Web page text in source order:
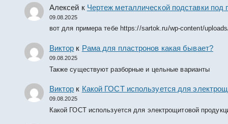
Алексей к Чертеж металлической подставки
09.08.2025
вот для примера тебе https://sartok.ru/wp-content/
Виктор к Рама для пластронов какая бывает?
09.08.2025
Также существуют разборные и цельные варианты
Виктор к Какой ГОСТ используется для
09.08.2025
Какой ГОСТ используется для электрощитовой